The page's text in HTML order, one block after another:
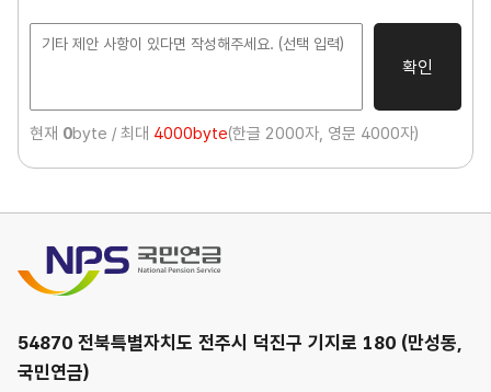
사
확인
현재 0byte / 최대 4000byte(한글 2000자, 영문 4000자)
54870 전북특별자치도 전주시 덕진구 기지로 180 (만성동,
국민연금)